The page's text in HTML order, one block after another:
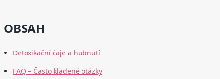
OBSAH
Detoxikační čaje a hubnutí
FAQ – Často kladené otázky